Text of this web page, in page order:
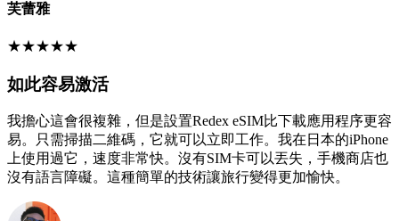
芙蕾雅
★★★★★
如此容易激活
我擔心這會很複雜，但是設置Redex eSIM比下載應用程序更容
易。只需掃描二維碼，它就可以立即工作。我在日本的iPhone
上使用過它，速度非常快。沒有SIM卡可以丟失，手機商店也
沒有語言障礙。這種簡單的技術讓旅行變得更加愉快。